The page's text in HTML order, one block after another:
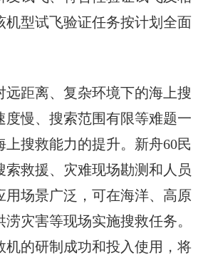
机型试飞验证任务按计划全面
远距离、复杂环境下的海上搜
度慢、搜索范围有限等难题一
上搜救能力的提升。新舟60民
索救援、灾难现场勘测和人员
用场景广泛，可在海洋、高原
灾害等现场实施搜救任务。
机的研制成功和投入使用，将